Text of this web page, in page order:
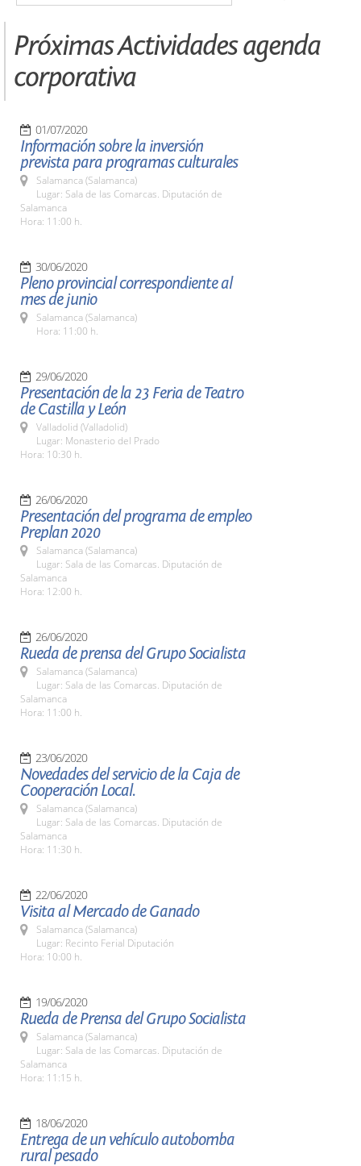
Próximas Actividades agenda
corporativa
01/07/2020
Información sobre la inversión
prevista para programas culturales
Salamanca (Salamanca)
Lugar: Sala de las Comarcas. Diputación de
Salamanca
Hora: 11:00 h.
30/06/2020
Pleno provincial correspondiente al
mes de junio
Salamanca (Salamanca)
Hora: 11:00 h.
29/06/2020
Presentación de la 23 Feria de Teatro
de Castilla y León
Valladolid (Valladolid)
Lugar: Monasterio del Prado
Hora: 10:30 h.
26/06/2020
Presentación del programa de empleo
Preplan 2020
Salamanca (Salamanca)
Lugar: Sala de las Comarcas. Diputación de
Salamanca
Hora: 12:00 h.
26/06/2020
Rueda de prensa del Grupo Socialista
Salamanca (Salamanca)
Lugar: Sala de las Comarcas. Diputación de
Salamanca
Hora: 11:00 h.
23/06/2020
Novedades del servicio de la Caja de
Cooperación Local.
Salamanca (Salamanca)
Lugar: Sala de las Comarcas. Diputación de
Salamanca
Hora: 11:30 h.
22/06/2020
Visita al Mercado de Ganado
Salamanca (Salamanca)
Lugar: Recinto Ferial Diputación
Hora: 10:00 h.
19/06/2020
Rueda de Prensa del Grupo Socialista
Salamanca (Salamanca)
Lugar: Sala de las Comarcas. Diputación de
Salamanca
Hora: 11:15 h.
18/06/2020
Entrega de un vehículo autobomba
rural pesado